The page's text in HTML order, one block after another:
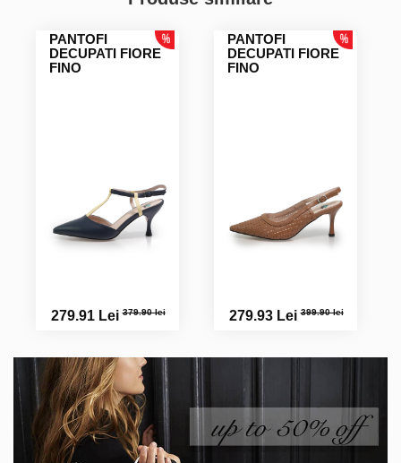
PANTOFI
DECUPATI FIORE
FINO
279.91 Lei379.90 lei
PANTOFI
DECUPATI FIORE
FINO
279.93 Lei399.90 lei